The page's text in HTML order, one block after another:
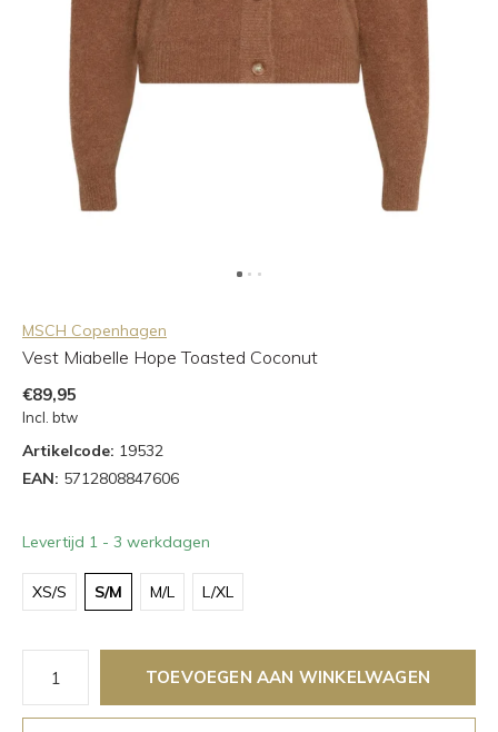
MSCH Copenhagen
Vest Miabelle Hope Toasted Coconut
€89,95
Incl. btw
Artikelcode: 19532
EAN: 5712808847606
Levertijd 1 - 3 werkdagen
XS/S S/M M/L L/XL
TOEVOEGEN AAN WINKELWAGEN